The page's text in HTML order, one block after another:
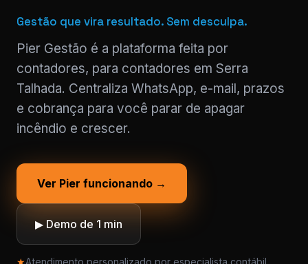
Gestão que vira resultado. Sem desculpa.
Pier Gestão é a plataforma feita por
contadores, para contadores em Serra
Talhada. Centraliza WhatsApp, e-mail, prazos
e cobrança para você parar de apagar
incêndio e crescer.
Ver Pier funcionando →
▶ Demo de 1 min
★Atendimento personalizado por especialista contábil